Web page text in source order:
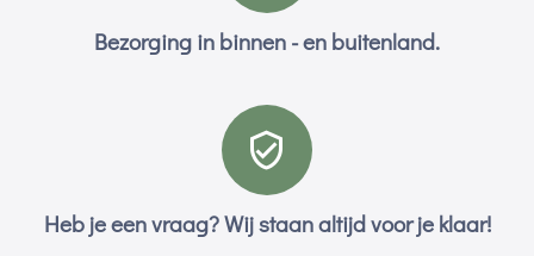
Bezorging in binnen - en buitenland.
Heb je een vraag? Wij staan altijd voor je klaar!